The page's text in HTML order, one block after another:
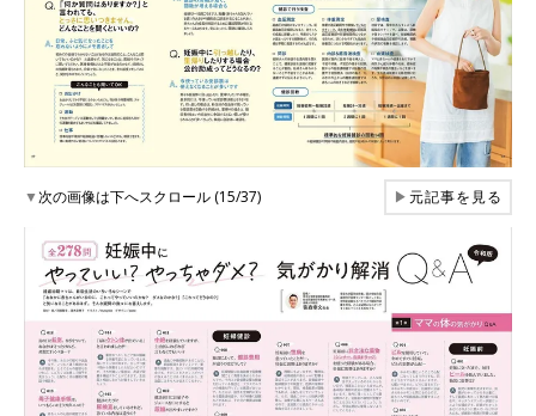
▼次の画像は下へスクロール (15/37) ▶元記事を見る